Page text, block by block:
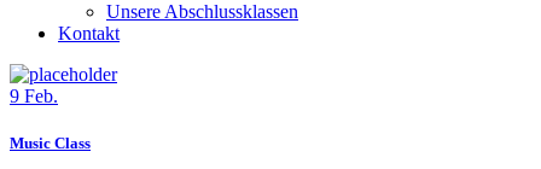
Unsere Abschlussklassen
Kontakt
9 Feb.
Music Class